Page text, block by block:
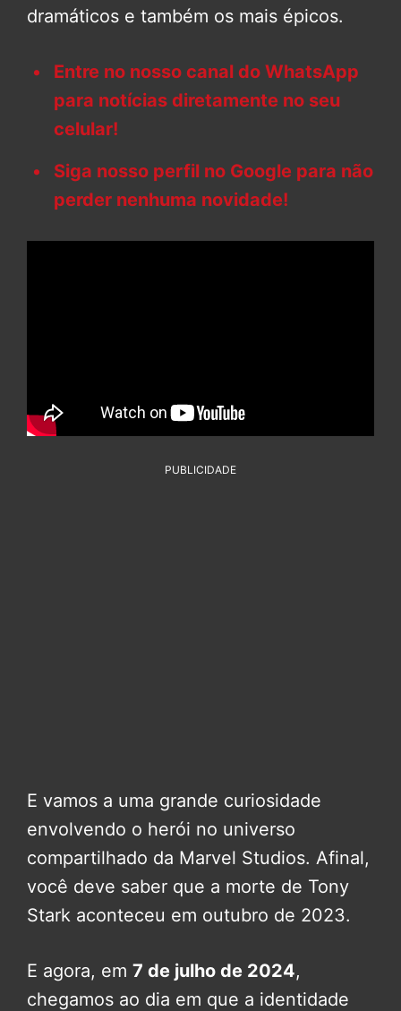
dramáticos e também os mais épicos.
Entre no nosso canal do WhatsApp
para notícias diretamente no seu
celular!
Siga nosso perfil no Google para não
perder nenhuma novidade!
PUBLICIDADE
E vamos a uma grande curiosidade
envolvendo o herói no universo
compartilhado da Marvel Studios. Afinal,
você deve saber que a morte de Tony
Stark aconteceu em outubro de 2023.
E agora, em 7 de julho de 2024,
chegamos ao dia em que a identidade